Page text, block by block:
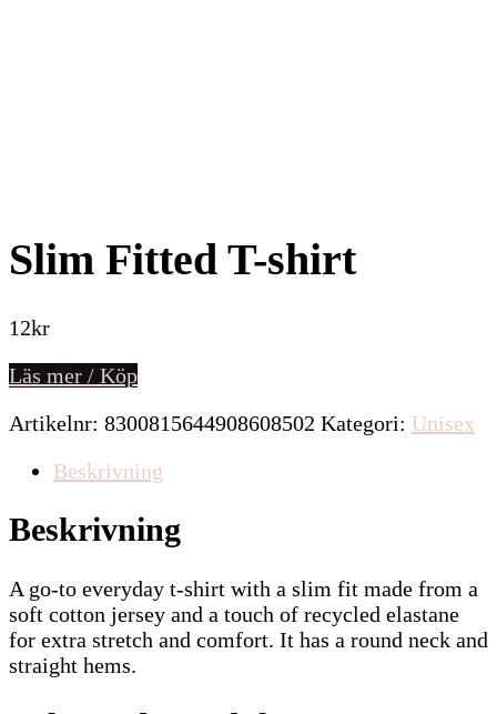
Slim Fitted T-shirt
12kr
Läs mer / Köp
Artikelnr: 8300815644908608502 Kategori: Unisex
Beskrivning
Beskrivning
A go-to everyday t-shirt with a slim fit made from a
soft cotton jersey and a touch of recycled elastane
for extra stretch and comfort. It has a round neck and
straight hems.